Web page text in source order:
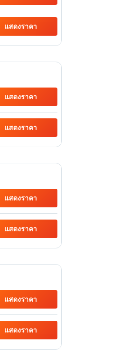
แสดงราคา
แสดงราคา
แสดงราคา
แสดงราคา
แสดงราคา
แสดงราคา
แสดงราคา